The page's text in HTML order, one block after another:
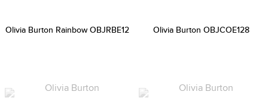
Olivia Burton Rainbow OBJRBE12 Olivia Burton OBJCOE128